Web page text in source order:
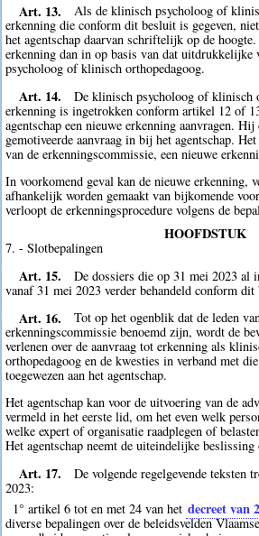
Art. 13.
Als de klinisch psycholoog of
erkenning die conform dit besluit is gegeven,
het agentschap daarvan schriftelijk op de
erkenning dan in op basis van dat uitdrukkelijke
psycholoog of klinisch orthopedagoog.
Art. 14.
De klinisch psycholoog of klinisch
erkenning is ingetrokken conform artikel 12 of
agentschap een nieuwe erkenning aanvragen.
gemotiveerde aanvraag in bij het agentschap.
van de erkenningscommissie, een nieuwe
In voorkomend geval kan de nieuwe erkenning,
afhankelijk worden gemaakt van bijkomende
verloopt de erkenningsprocedure volgens de
HOOFDSTUK
7. - Slotbepalingen
Art. 15.
De dossiers die op 31 mei 2023 al
vanaf 31 mei 2023 verder behandeld conform dit
Art. 16.
Tot op het ogenblik dat de leden
erkenningscommissie benoemd zijn, wordt de
verlenen over de aanvraag tot erkenning als
orthopedagoog en de kwesties in verband met
toegewezen aan het agentschap.
Het agentschap kan voor de uitvoering van de
vermeld in het eerste lid, om het even welk
welke expert of organisatie raadplegen of
Het agentschap neemt de uiteindelijke beslissing
Art. 17.
De volgende regelgevende teksten
2023:
1° artikel 6 tot en met 24 van het decreet van
diverse bepalingen over de beleidsvelden